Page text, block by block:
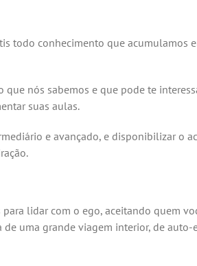
todo conhecimento que acumulamos
nós sabemos e que pode te
suas aulas.
e avançado, e disponibilizar o
lidar com o ego, aceitando quem
de uma grande viagem interior, de